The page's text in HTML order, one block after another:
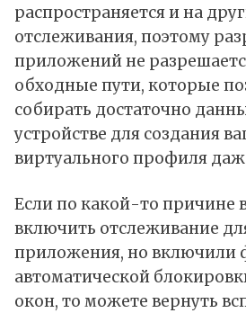
распространяется и на
отслеживания, поэтому
приложений не
обходные пути, которые
собирать достаточно
устройстве для создания
виртуального профиля
Если по какой-то причине
включить отслеживание
приложения, но включили
автоматической
окон, то можете вернуть